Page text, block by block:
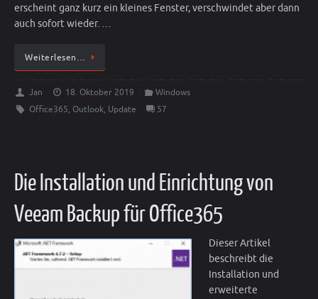
erscheint ganz kurz ein kleines Fenster, verschwindet aber dann
auch sofort wieder. …
Weiterlesen…
Jan 18. Oktober 2019
Windows
Office365, Outlook, Update 57
Die Installation und Einrichtung von
Veeam Backup für Office365
Dieser Artikel
beschreibt die
Installation und
erweiterte